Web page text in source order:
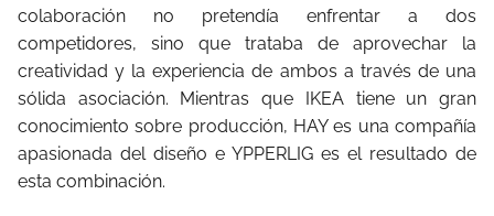
colaboración no pretendía enfrentar a dos
competidores, sino que trataba de aprovechar la
creatividad y la experiencia de ambos a través de una
sólida asociación. Mientras que IKEA tiene un gran
conocimiento sobre producción, HAY es una compañía
apasionada del diseño e YPPERLIG es el resultado de
esta combinación.